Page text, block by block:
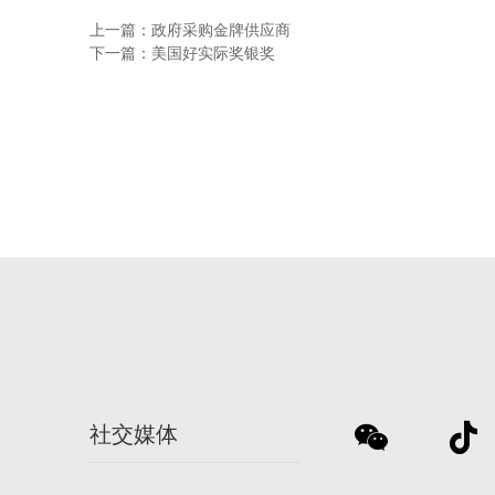
上一篇：政府采购金牌供应商
下一篇：美国好实际奖银奖
社交媒体